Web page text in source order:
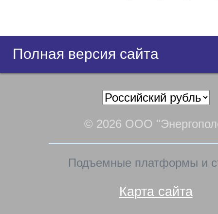
Полная версия сайта
© 2026 ООО
Подъемные платформы и
Карта сайта